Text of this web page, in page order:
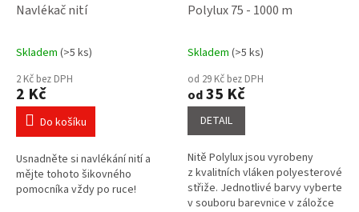
Navlékač nití
Průměrné
hodnocení
produktu
je
4,3
hvězdiček.
Skladem (>5 ks)
2 Kč bez DPH
2 Kč
Do košíku
Usnadněte si navlékání nití a
mějte tohoto šikovného
pomocníka vždy po ruce!
Polylux 75 - 1000 m
Průměrné
hodnocení
produktu
je
5,0
hvězdiček.
Skladem (>5 ks)
od 29 Kč bez DPH
od35 Kč
DETAIL
Nitě Polylux jsou vyrobeny
z kvalitních vláken polyesterové
střiže. Jednotlivé barvy vyberte
v souboru barevnice v záložce